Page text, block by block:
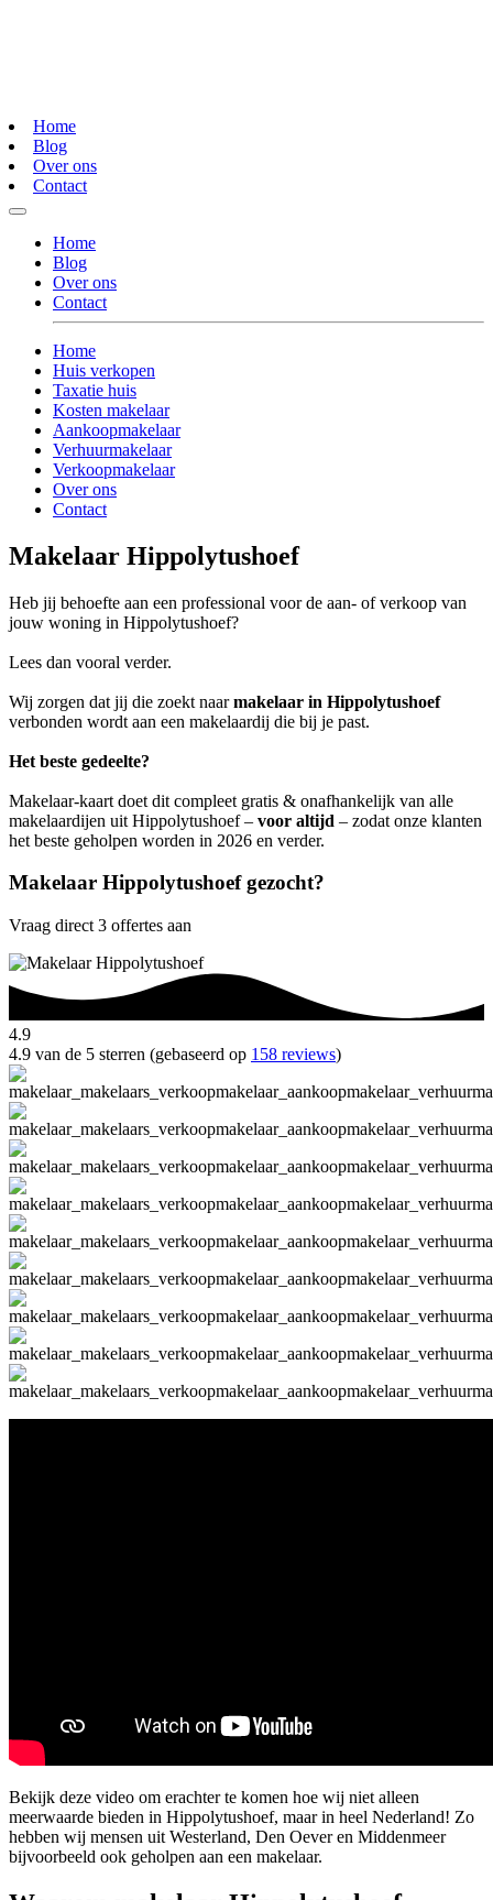
Home
Blog
Over ons
Contact
Home
Blog
Over ons
Contact
Home
Huis verkopen
Taxatie huis
Kosten makelaar
Aankoopmakelaar
Verhuurmakelaar
Verkoopmakelaar
Over ons
Contact
Makelaar Hippolytushoef
Heb jij behoefte aan een professional voor de aan- of verkoop van
jouw woning in Hippolytushoef?
Lees dan vooral verder.
Wij zorgen dat jij die zoekt naarmakelaar in Hippolytushoef
verbonden wordt aan een makelaardij die bij je past.
Het beste gedeelte?
Makelaar-kaart doet dit compleet gratis & onafhankelijk van alle
makelaardijen uit Hippolytushoef – voor altijd – zodat onze klanten
het beste geholpen worden in 2026 en verder.
Makelaar Hippolytushoef gezocht?
Vraag direct 3 offertes aan
4.9
4.9 van de 5 sterren (gebaseerd op 158 reviews)
Bekijk deze video om erachter te komen hoe wij niet alleen
meerwaarde bieden in Hippolytushoef, maar in heel Nederland! Zo
hebben wij mensen uit Westerland, Den Oever en Middenmeer
bijvoorbeeld ook geholpen aan een makelaar.